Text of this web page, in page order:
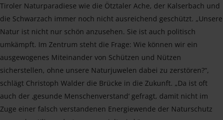
Tiroler Naturparadiese wie die Ötztaler Ache, der Kalserbach und
die Schwarzach immer noch nicht ausreichend geschützt. „Unsere
Natur ist nicht nur schön anzusehen. Sie ist auch politisch
umkämpft. Im Zentrum steht die Frage: Wie können wir ein
ausgewogenes Miteinander von Schützen und Nützen
sicherstellen, ohne unsere Naturjuwelen dabei zu zerstören?“,
schlägt Christoph Walder die Brücke in die Zukunft. „Da ist oft
auch der ‚gesunde Menschenverstand‘ gefragt, damit nicht im
Zuge einer falsch verstandenen Energiewende der Naturschutz